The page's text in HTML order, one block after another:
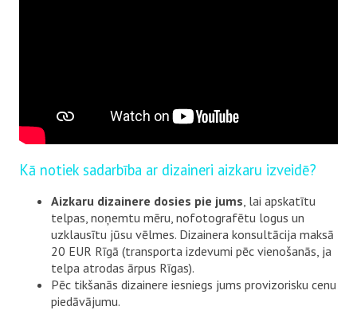
Kā notiek sadarbība ar dizaineri aizkaru izveidē?
Aizkaru dizainere dosies pie jums, lai apskatītu
telpas, noņemtu mēru, nofotografētu logus un
uzklausītu jūsu vēlmes. Dizainera konsultācija maksā
20 EUR Rīgā (transporta izdevumi pēc vienošanās, ja
telpa atrodas ārpus Rīgas).
Pēc tikšanās dizainere iesniegs jums provizorisku cenu
piedāvājumu.